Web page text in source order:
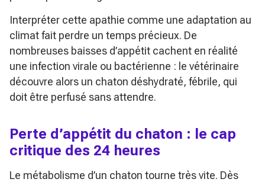
Interpréter cette apathie comme une adaptation au
climat fait perdre un temps précieux. De
nombreuses baisses d’appétit cachent en réalité
une infection virale ou bactérienne : le vétérinaire
découvre alors un chaton déshydraté, fébrile, qui
doit être perfusé sans attendre.
Perte d’appétit du chaton : le cap
critique des 24 heures
Le métabolisme d’un chaton tourne très vite. Dès